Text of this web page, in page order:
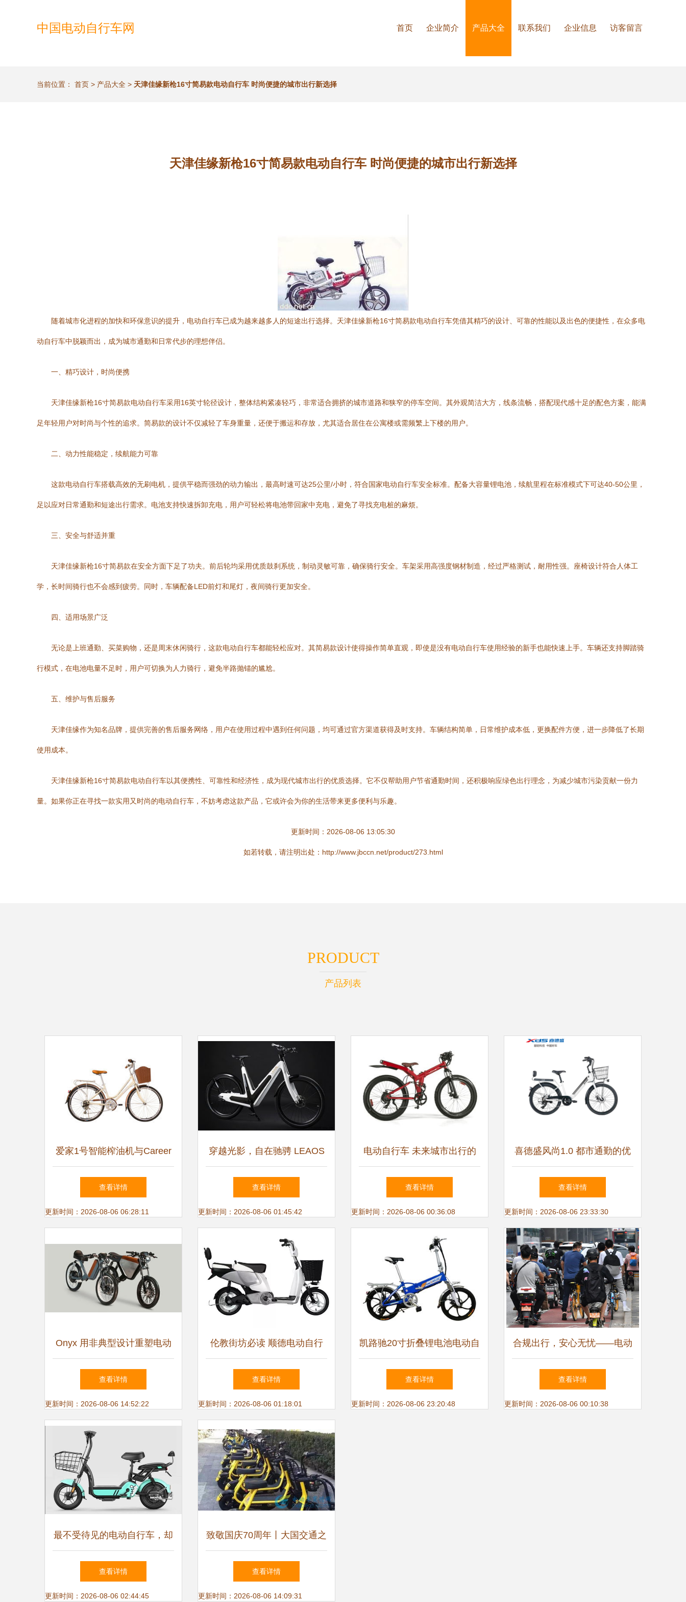
中国电动自行车网 首页 企业简介 产品大全 联系我们 企业信息 访客留言
当前位置： 首页 > 产品大全 > 天津佳缘新枪16寸简易款电动自行车 时尚便捷的城市出行新选择
天津佳缘新枪16寸简易款电动自行车 时尚便捷的城市出行新选择
随着城市化进程的加快和环保意识的提升，电动自行车已成为越来越多人的短途出行选择。天津佳缘新枪16寸简易款电动自行车凭借其精巧的设计、可靠的性能以及出色的便捷性，在众多电
动自行车中脱颖而出，成为城市通勤和日常代步的理想伴侣。
一、精巧设计，时尚便携
天津佳缘新枪16寸简易款电动自行车采用16英寸轮径设计，整体结构紧凑轻巧，非常适合拥挤的城市道路和狭窄的停车空间。其外观简洁大方，线条流畅，搭配现代感十足的配色方案，能满
足年轻用户对时尚与个性的追求。简易款的设计不仅减轻了车身重量，还便于搬运和存放，尤其适合居住在公寓楼或需频繁上下楼的用户。
二、动力性能稳定，续航能力可靠
这款电动自行车搭载高效的无刷电机，提供平稳而强劲的动力输出，最高时速可达25公里/小时，符合国家电动自行车安全标准。配备大容量锂电池，续航里程在标准模式下可达40-50公里，
足以应对日常通勤和短途出行需求。电池支持快速拆卸充电，用户可轻松将电池带回家中充电，避免了寻找充电桩的麻烦。
三、安全与舒适并重
天津佳缘新枪16寸简易款在安全方面下足了功夫。前后轮均采用优质鼓刹系统，制动灵敏可靠，确保骑行安全。车架采用高强度钢材制造，经过严格测试，耐用性强。座椅设计符合人体工
学，长时间骑行也不会感到疲劳。同时，车辆配备LED前灯和尾灯，夜间骑行更加安全。
四、适用场景广泛
无论是上班通勤、买菜购物，还是周末休闲骑行，这款电动自行车都能轻松应对。其简易款设计使得操作简单直观，即使是没有电动自行车使用经验的新手也能快速上手。车辆还支持脚踏骑
行模式，在电池电量不足时，用户可切换为人力骑行，避免半路抛锚的尴尬。
五、维护与售后服务
天津佳缘作为知名品牌，提供完善的售后服务网络，用户在使用过程中遇到任何问题，均可通过官方渠道获得及时支持。车辆结构简单，日常维护成本低，更换配件方便，进一步降低了长期
使用成本。
天津佳缘新枪16寸简易款电动自行车以其便携性、可靠性和经济性，成为现代城市出行的优质选择。它不仅帮助用户节省通勤时间，还积极响应绿色出行理念，为减少城市污染贡献一份力
量。如果你正在寻找一款实用又时尚的电动自行车，不妨考虑这款产品，它或许会为你的生活带来更多便利与乐趣。
更新时间：2026-08-06 13:05:30
如若转载，请注明出处：http://www.jbccn.net/product/273.html
PRODUCT
产品列表
爱家1号智能榨油机与Career
城市自行车 功能迥异的家庭
伙伴如何选择？
查看详情
更新时间：2026-08-06 06:28:11
穿越光影，自在驰骋 LEAOS
太阳能电动自行车带来的前所
未有的骑行体验
查看详情
更新时间：2026-08-06 01:45:42
电动自行车 未来城市出行的
理想伙伴，这里有你想要的期
待
查看详情
更新时间：2026-08-06 00:36:08
喜德盛风尚1.0 都市通勤的优
雅电动助力伙伴
查看详情
更新时间：2026-08-06 23:33:30
Onyx 用非典型设计重塑电动
自行车的模样
查看详情
更新时间：2026-08-06 14:52:22
伦教街坊必读 顺德电动自行
车注册登记全指南
查看详情
更新时间：2026-08-06 01:18:01
凯路驰20寸折叠锂电池电动自
行车 都市通勤的灵动之选
查看详情
更新时间：2026-08-06 23:20:48
合规出行，安心无忧——电动
自行车/三轮车必备证件指南
查看详情
更新时间：2026-08-06 00:10:38
最不受待见的电动自行车，却
起到了最大的作用
查看详情
更新时间：2026-08-06 02:44:45
致敬国庆70周年丨大国交通之
电动自行车 城市脉搏中的绿
色音符
查看详情
更新时间：2026-08-06 14:09:31